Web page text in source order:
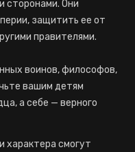
сторонами. Они
защитить ее от
правителями.
воинов, философов,
вашим детям
а себе — верного
характера смогут